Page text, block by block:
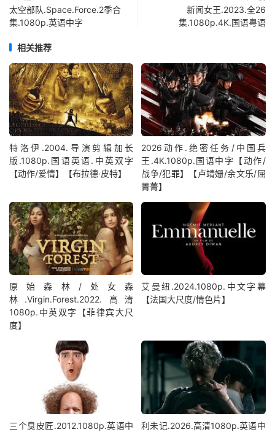
太空部队.Space.Force.2季合
集.1080p.英语中字
新闻女王.2023.全26
集.1080p.4K.国语粤语
相关推荐
特洛伊.2004.导演剪辑加长
版.1080p.国语英语.中英双字
【动作/爱情】【布拉德·皮特】
2026动作.绝密任务/中国兵
王.4K.1080p.国语中字【动作/
战争/犯罪】【卢靖姗/余文乐/屈
菁菁】
原始森林/处女森
林.Virgin.Forest.2022.高清
1080p.中英双字【菲律宾大尺
度】
艾曼纽.2024.1080p.中文字幕
【法国大尺度/情色片】
三个臭皮匠.2012.1080p.英语中
利未记.2026.高清1080p.英语中